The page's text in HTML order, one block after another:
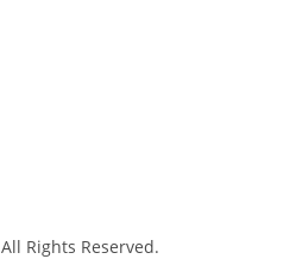
All Rights Reserved.